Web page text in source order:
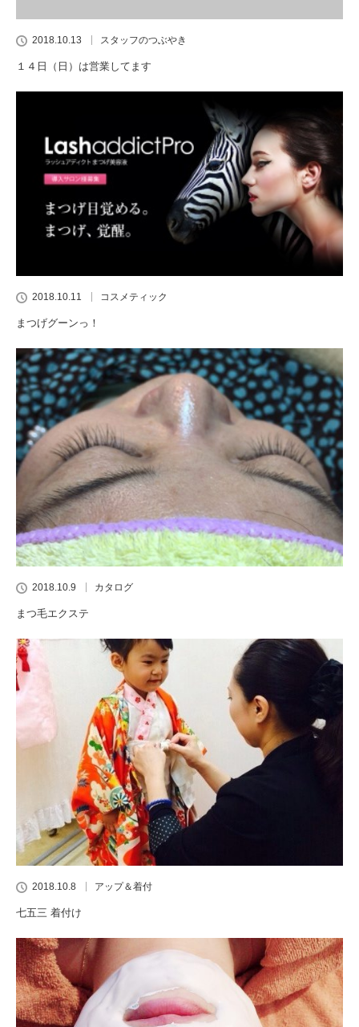
2018.10.13 スタッフのつぶやき
１４日（日）は営業してます
2018.10.11 コスメティック
まつげグーンっ！
2018.10.9 カタログ
まつ毛エクステ
2018.10.8 アップ＆着付
七五三 着付け